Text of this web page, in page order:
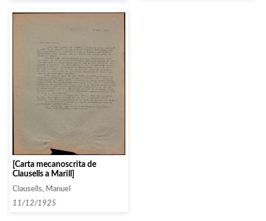
[Carta mecanoscrita de
Clausells a Marill]
Clausells, Manuel
11/12/1925